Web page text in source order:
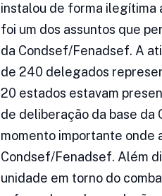
instalou de forma ilegítima
foi um dos assuntos que
da Condsef/Fenadsef. A
de 240 delegados
20 estados estavam
de deliberação da base da
momento importante onde
Condsef/Fenadsef. Além
unidade em torno do